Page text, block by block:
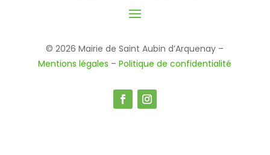
© 2026 Mairie de Saint Aubin d’Arquenay –
Mentions légales –Politique de confidentialité